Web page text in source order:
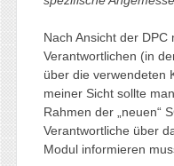
Nach Ansicht der
Verantwortlichen (in
über die verwendeten
meiner Sicht sollte
Rahmen der „neuen“
Verantwortliche über
Modul informieren